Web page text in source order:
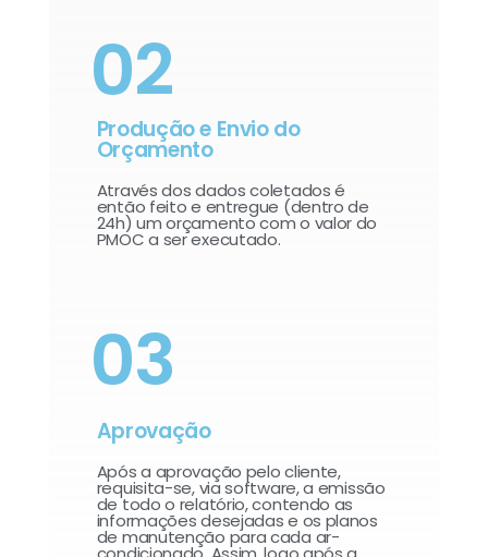
02
Produção e Envio do
Orçamento
Através dos dados coletados é
então feito e entregue (dentro de
24h) um orçamento com o valor do
PMOC a ser executado.
03
Aprovação
Após a aprovação pelo cliente,
requisita-se, via software, a emissão
de todo o relatório, contendo as
informações desejadas e os planos
de manutenção para cada ar-